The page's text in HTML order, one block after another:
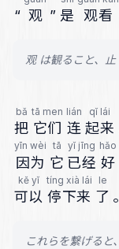
“ 观 ” 是 观看
观 は観ること、止
bǎ
把
tā men
它们
lián
连
qǐ lái
起来
yīn wèi
因为
tā
它
yǐ jīng
已经
hǎo
好
kě yǐ
可以
tíng xià lái
停下来
le
了 。
これらを繋げると